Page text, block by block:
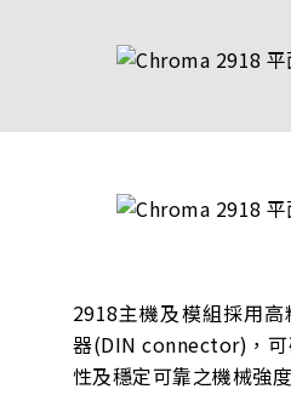
2918主機及模組採用
器(DIN connector)，
性及穩定可靠之機械強